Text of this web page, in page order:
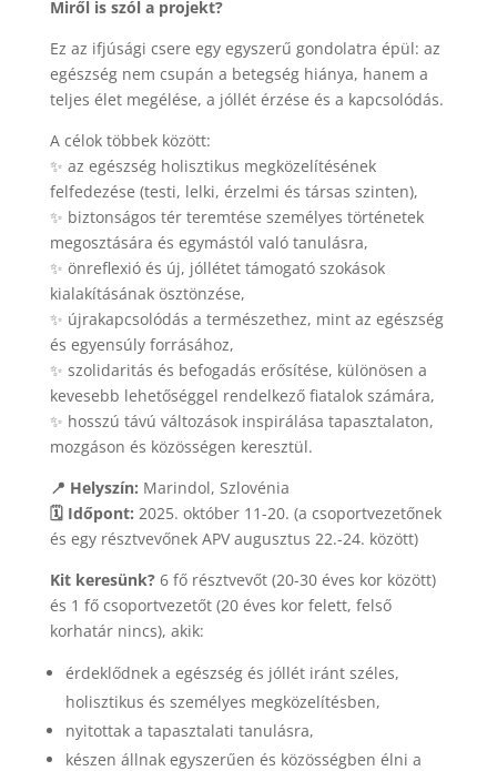
Miről is szól a projekt?
Ez az ifjúsági csere egy egyszerű gondolatra épül: az
egészség nem csupán a betegség hiánya, hanem a
teljes élet megélése, a jóllét érzése és a kapcsolódás.
A célok többek között:
✨ az egészség holisztikus megközelítésének
felfedezése (testi, lelki, érzelmi és társas szinten),
✨ biztonságos tér teremtése személyes történetek
megosztására és egymástól való tanulásra,
✨ önreflexió és új, jóllétet támogató szokások
kialakításának ösztönzése,
✨ újrakapcsolódás a természethez, mint az egészség
és egyensúly forrásához,
✨ szolidaritás és befogadás erősítése, különösen a
kevesebb lehetőséggel rendelkező fiatalok számára,
✨ hosszú távú változások inspirálása tapasztalaton,
mozgáson és közösségen keresztül.
📍 Helyszín: Marindol, Szlovénia
🗓️ Időpont: 2025. október 11-20. (a csoportvezetőnek
és egy résztvevőnek APV augusztus 22.-24. között)
Kit keresünk?6 fő résztvevőt (20-30 éves kor között)
és 1 fő csoportvezetőt (20 éves kor felett, felső
korhatár nincs), akik:
érdeklődnek a egészség és jóllét iránt széles,
holisztikus és személyes megközelítésben,
nyitottak a tapasztalati tanulásra,
készen állnak egyszerűen és közösségben élni a